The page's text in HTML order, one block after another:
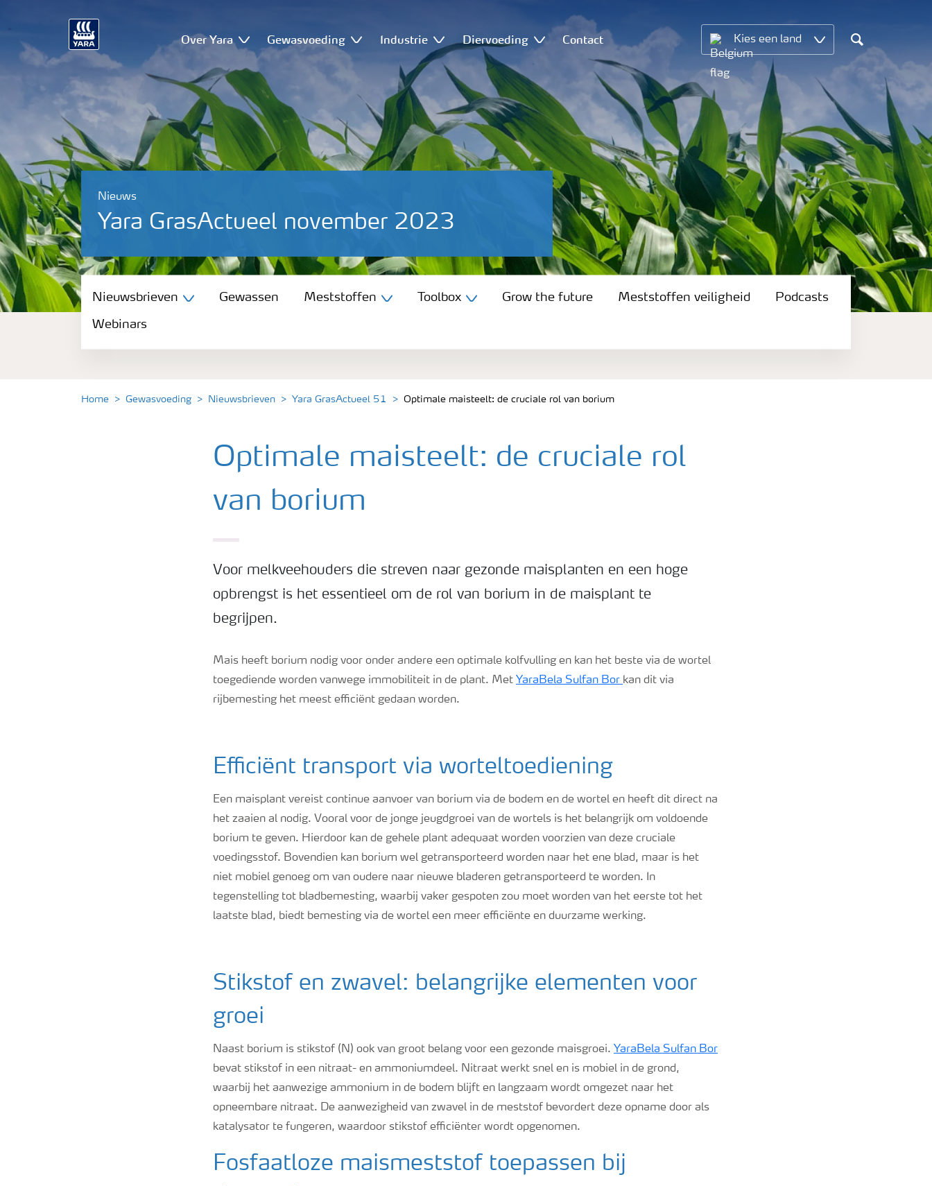
Over Yara Gewasvoeding Industrie Diervoeding Contact Kies een land
Search
Nieuws
Yara GrasActueel november 2023
Nieuwsbrieven
Gewassen
Nieuwsbrieven Gewassen Meststoffen Toolbox Grow the future Meststoffen veiligheid Podcasts
Webinars
Home Gewasvoeding Nieuwsbrieven Yara GrasActueel 51 Optimale maisteelt: de cruciale rol van borium
Optimale maisteelt: de cruciale rol
van borium
Voor melkveehouders die streven naar gezonde maisplanten en een hoge
opbrengst is het essentieel om de rol van borium in de maisplant te
begrijpen.
Mais heeft borium nodig voor onder andere een optimale kolfvulling en kan het beste via de wortel
toegediende worden vanwege immobiliteit in de plant. Met YaraBela Sulfan Bor kan dit via
rijbemesting het meest efficiënt gedaan worden.
Efficiënt transport via worteltoediening
Een maisplant vereist continue aanvoer van borium via de bodem en de wortel en heeft dit direct na
het zaaien al nodig. Vooral voor de jonge jeugdgroei van de wortels is het belangrijk om voldoende
borium te geven. Hierdoor kan de gehele plant adequaat worden voorzien van deze cruciale
voedingsstof. Bovendien kan borium wel getransporteerd worden naar het ene blad, maar is het
niet mobiel genoeg om van oudere naar nieuwe bladeren getransporteerd te worden. In
tegenstelling tot bladbemesting, waarbij vaker gespoten zou moet worden van het eerste tot het
laatste blad, biedt bemesting via de wortel een meer efficiënte en duurzame werking.
Stikstof en zwavel: belangrijke elementen voor
groei
Naast borium is stikstof (N) ook van groot belang voor een gezonde maisgroei. YaraBela Sulfan Bor
bevat stikstof in een nitraat- en ammoniumdeel. Nitraat werkt snel en is mobiel in de grond,
waarbij het aanwezige ammonium in de bodem blijft en langzaam wordt omgezet naar het
opneembare nitraat. De aanwezigheid van zwavel in de meststof bevordert deze opname door als
katalysator te fungeren, waardoor stikstof efficiënter wordt opgenomen.
Fosfaatloze maismeststof toepassen bij